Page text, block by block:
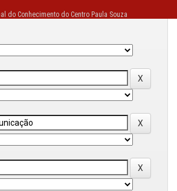
do Conhecimento do Centro Paula Souza